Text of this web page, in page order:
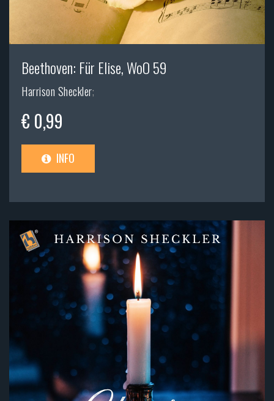
Beethoven: Für Elise, WoO 59
Harrison Sheckler;
€ 0,99
INFO